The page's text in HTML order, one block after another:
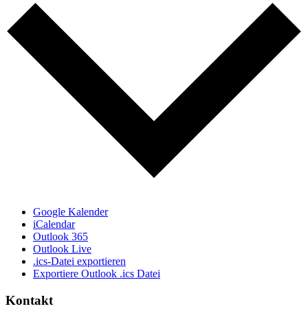
Google Kalender
iCalendar
Outlook 365
Outlook Live
.ics-Datei exportieren
Exportiere Outlook .ics Datei
Kontakt